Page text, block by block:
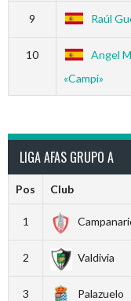
9 Raúl
10
Angel
«Campi»
LIGA AFAS GRUPO A
Pos Club
1
2 Valdivia
3 Palazuelo